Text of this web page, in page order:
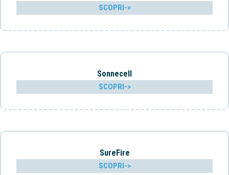
SCOPRI->
Sonnecell
SCOPRI->
SureFire
SCOPRI->